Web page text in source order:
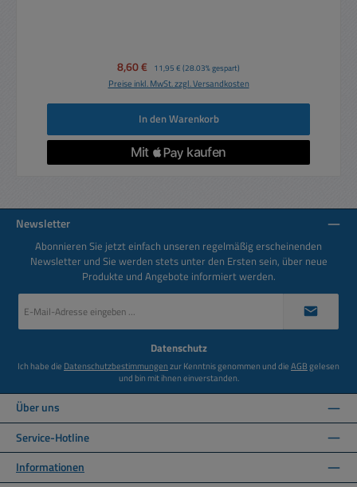
Verkaufspreis:
8,60 € Regulärer Preis:
11,95 € (28.03% gespart)
Preise inkl. MwSt. zzgl. Versandkosten
In den Warenkorb
Newsletter
Abonnieren Sie jetzt einfach unseren regelmäßig erscheinenden
Newsletter und Sie werden stets unter den Ersten sein, über neue
Produkte und Angebote informiert werden.
Mail-
Datenschutz
Ich habe die Datenschutzbestimmungenzur Kenntnis genommen und dieAGBgelesen
und bin mit ihnen einverstanden.
Über uns
Service-Hotline
Informationen